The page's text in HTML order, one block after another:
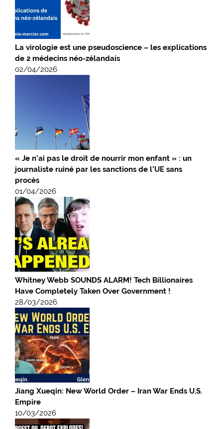
La virologie est une pseudoscience – les explications
de 2 médecins néo-zélandais
02/04/2026
« Je n’ai pas le droit de nourrir mon enfant » : un
journaliste ruiné par les sanctions de l’UE sans
procès
01/04/2026
Whitney Webb SOUNDS ALARM! Tech Billionaires
Have Completely Taken Over Government !
28/03/2026
Jiang Xueqin: New World Order – Iran War Ends U.S.
Empire
10/03/2026